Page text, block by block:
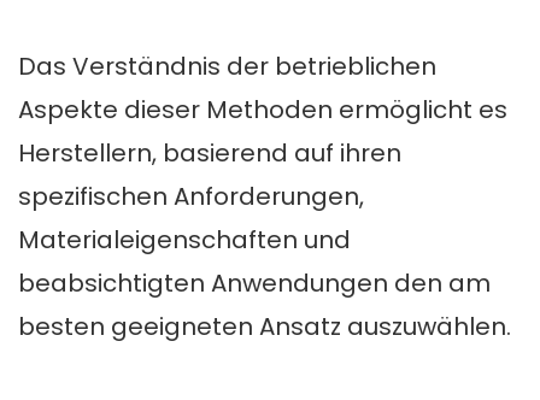
Das Verständnis der betrieblichen
Aspekte dieser Methoden ermöglicht es
Herstellern, basierend auf ihren
spezifischen Anforderungen,
Materialeigenschaften und
beabsichtigten Anwendungen den am
besten geeigneten Ansatz auszuwählen.